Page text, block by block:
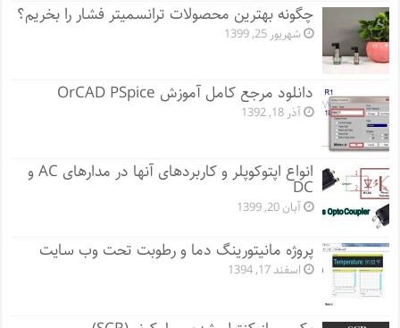
چگونه بهترین محصولات ترانسمیتر فشار را بخریم؟
شهریور 25, 1399
دانلود مرجع کامل آموزش OrCAD PSpice
آذر 18, 1392
انواع اپتوکوپلر و کاربردهای آنها در مدارهای AC و
DC
آبان 20, 1399
پروژه مانيتورينگ دما و رطوبت تحت وب سایت
اسفند 17, 1394